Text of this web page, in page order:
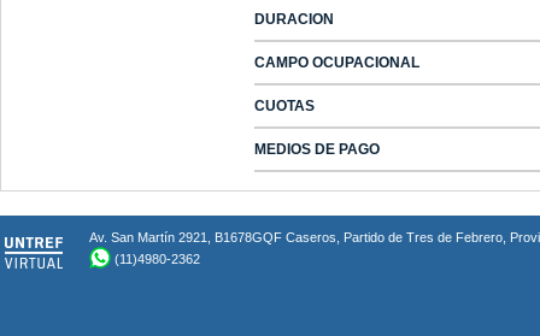
DURACION
CAMPO OCUPACIONAL
CUOTAS
MEDIOS DE PAGO
Av. San Martín 2921, B1678GQF Caseros, Partido de Tres de Febrero,
(11)4980-2362